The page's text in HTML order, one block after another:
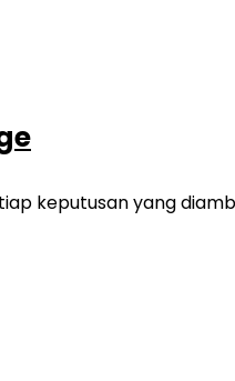
keputusan yang